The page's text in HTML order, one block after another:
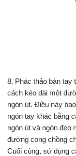
8. Phác thảo bàn tay
cách kéo dài một
ngón út. Điều này
ngón tay khác bằng
ngón út và ngón đeo
đường cong chồng
Cuối cùng, sử dụng